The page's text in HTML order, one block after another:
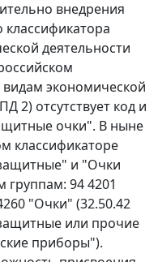
внедрения
деятельности
экономической
2) отсутствует код и
очки". В ныне
классификаторе
и "Очки
94 4201
"Очки" (32.50.42
или прочие
приборы").